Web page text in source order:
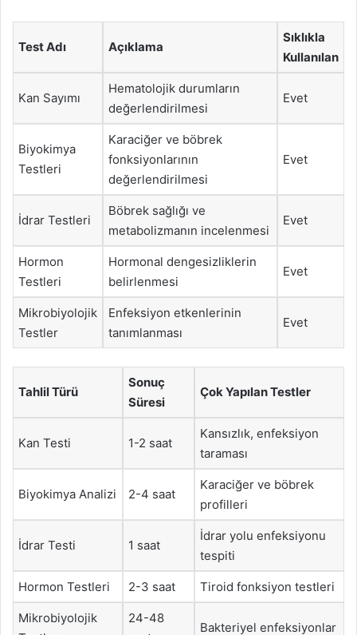
Test Adı Açıklama
Sıklıkla
Kullanılan
Kan Sayımı
Hematolojik durumların
değerlendirilmesi
Evet
Biyokimya
Testleri
Karaciğer ve böbrek
fonksiyonlarının
değerlendirilmesi
Evet
İdrar Testleri
Böbrek sağlığı ve
metabolizmanın incelenmesi
Evet
Hormon
Testleri
Hormonal dengesizliklerin
belirlenmesi
Evet
Mikrobiyolojik
Testler
Enfeksiyon etkenlerinin
tanımlanması
Evet
Tahlil Türü
Sonuç
Süresi
Çok Yapılan Testler
Kan Testi 1-2 saat
Kansızlık, enfeksiyon
taraması
Biyokimya Analizi 2-4 saat
Karaciğer ve böbrek
profilleri
İdrar Testi 1 saat
İdrar yolu enfeksiyonu
tespiti
Hormon Testleri 2-3 saat Tiroid fonksiyon testleri
Mikrobiyolojik
24-48
Bakteriyel enfeksiyonlar